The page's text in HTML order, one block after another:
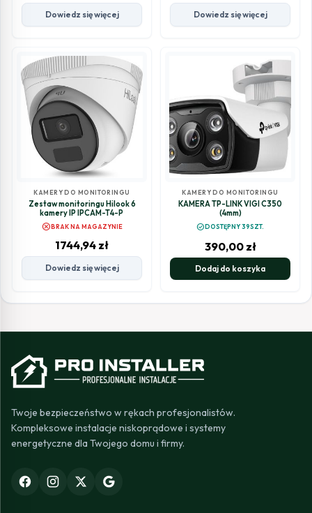
Dowiedz się więcej Dowiedz się więcej
KAMERY DO MONITORINGU
Zestaw monitoringu Hilook 6
kamery IP IPCAM-T4-P
cancelBRAK NA MAGAZYNIE
1744,94 zł
Dowiedz się więcej
KAMERY DO MONITORINGU
KAMERA TP-LINK VIGI C350
(4mm)
check_circleDOSTĘPNY 39SZT.
390,00 zł
Dodaj do koszyka
Twoje bezpieczeństwo w rękach profesjonalistów.
Kompleksowe instalacje niskoprądowe i systemy
energetyczne dla Twojego domu i firmy.